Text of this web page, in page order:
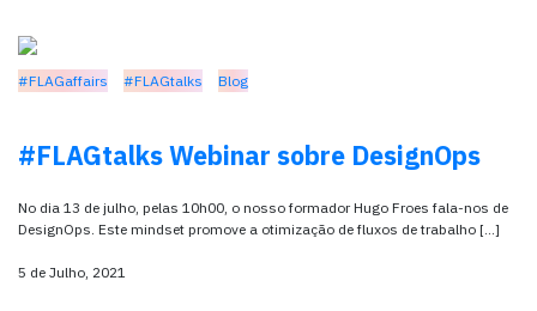
#FLAGaffairs #FLAGtalks Blog
#FLAGtalks Webinar sobre DesignOps
No dia 13 de julho, pelas 10h00, o nosso formador Hugo Froes fala-nos de
DesignOps. Este mindset promove a otimização de fluxos de trabalho […]
5 de Julho, 2021